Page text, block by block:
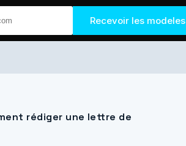
rédiger une lettre de
Recevoir les modeles